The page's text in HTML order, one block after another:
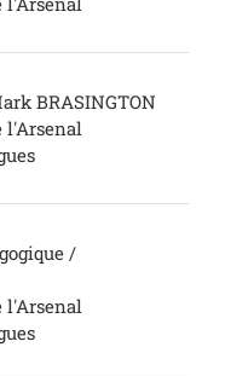
BRASINGTON
l'Arsenal
/
l'Arsenal